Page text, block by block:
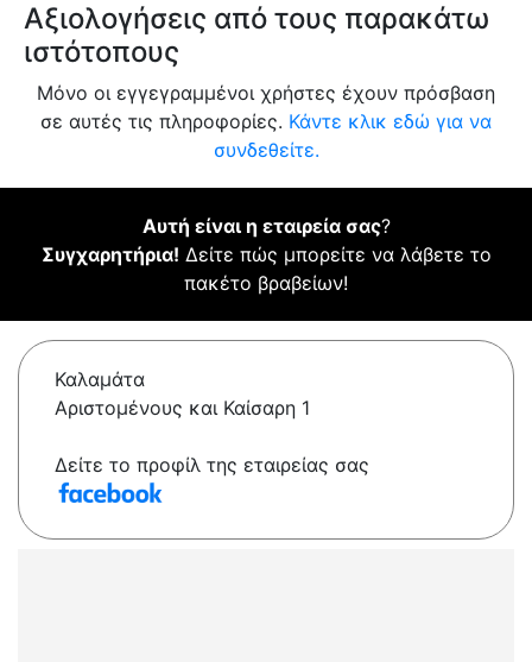
Αξιολογήσεις από τους παρακάτω
ιστότοπους
Μόνο οι εγγεγραμμένοι χρήστες έχουν πρόσβαση
σε αυτές τις πληροφορίες. Κάντε κλικ εδώ για να
συνδεθείτε.
Αυτή είναι η εταιρεία σας?
Συγχαρητήρια! Δείτε πώς μπορείτε να λάβετε το
πακέτο βραβείων!
Καλαμάτα
Αριστομένους και Καίσαρη 1
Δείτε το προφίλ της εταιρείας σας